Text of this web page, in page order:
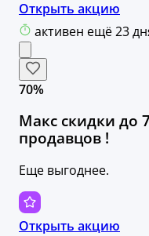
Открыть акцию
активен ещё 23
70%
Макс скидки до
продавцов !
Еще выгоднее.
Открыть акцию